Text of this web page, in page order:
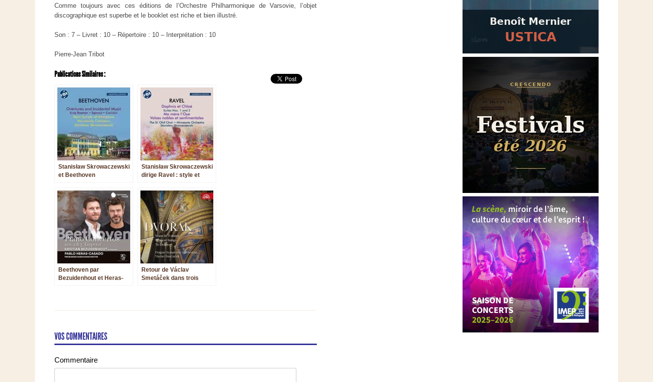
Comme toujours avec ces éditions de l’Orchestre Philharmonique de Varsovie, l’objet
discographique est superbe et le booklet est riche et bien illustré.
Son : 7 – Livret : 10 – Répertoire : 10 – Interprétation : 10
Pierre-Jean Tribot
Publications Similaires :
Stanisław Skrowaczewski
et Beethoven
Stanisław Skrowaczewski
dirige Ravel : style et
Beethoven par
Bezuidenhout et Heras-
Retour de Václav
Smetáček dans trois
VOS COMMENTAIRES
Commentaire